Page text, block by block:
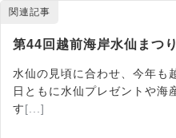
関連記事
第44回越前海岸水仙まつ
水仙の見頃に合わせ、今年も
日ともに水仙プレゼントや海
す[...]